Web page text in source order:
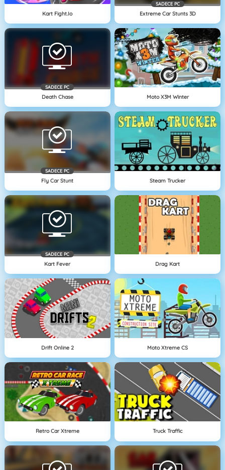
Kart Fight.io
SADECE PC
Extreme Car Stunts 3D
SADECE PC
Death Chase Moto X3M Winter
SADECE PC
Fly Car Stunt Steam Trucker
SADECE PC
Kart Fever Drag Kart
Drift Online 2 Moto Xtreme CS
Retro Car Xtreme Truck Traffic